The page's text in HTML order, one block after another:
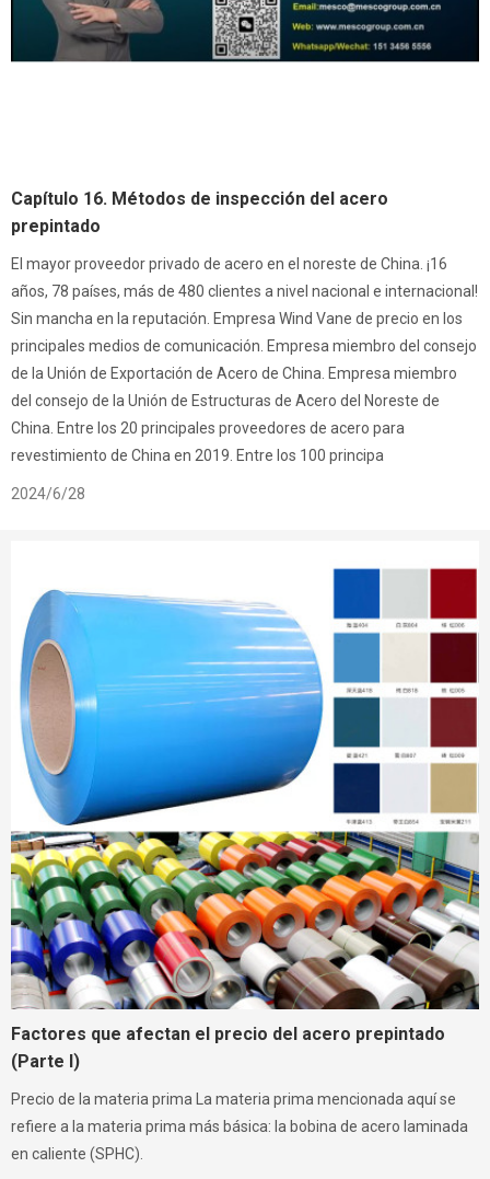
Capítulo 16. Métodos de inspección del acero
prepintado
El mayor proveedor privado de acero en el noreste de China. ¡16
años, 78 países, más de 480 clientes a nivel nacional e internacional!
Sin mancha en la reputación. Empresa Wind Vane de precio en los
principales medios de comunicación. Empresa miembro del consejo
de la Unión de Exportación de Acero de China. Empresa miembro
del consejo de la Unión de Estructuras de Acero del Noreste de
China. Entre los 20 principales proveedores de acero para
revestimiento de China en 2019. Entre los 100 principa
2024/6/28
Factores que afectan el precio del acero prepintado
(Parte I)
Precio de la materia prima La materia prima mencionada aquí se
refiere a la materia prima más básica: la bobina de acero laminada
en caliente (SPHC).